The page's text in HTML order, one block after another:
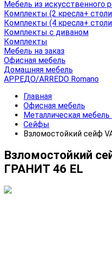
Мебель из искусственного
Комплекты (2 кресла+
Комплекты (4 кресла+
Комплекты с диваном
Комплекты
Мебель на заказ
Офисная мебель
Домашняя мебель
АРРЕДО/ARREDO Romano
Главная
Офисная мебель
Металлическая
Сейфы
Взломостойкий сейф
Взломостойкий
ГРАНИТ 46 EL